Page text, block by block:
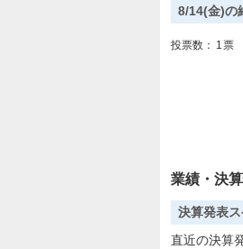
8/14(金)の
投票数： 1 票
業績・決
決算発表
直近の決算